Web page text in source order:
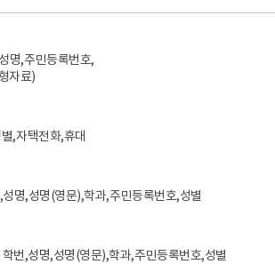
명,주민등록번호,
자료)
,자택전화,휴대
명,성명(영문),학과,주민등록번호,성별
번,성명,성명(영문),학과,주민등록번호,성별